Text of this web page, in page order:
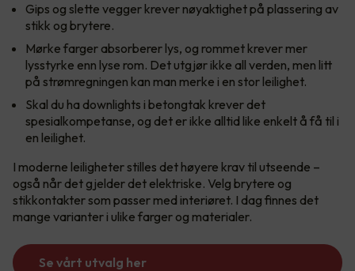
Gips og slette vegger krever nøyaktighet på plassering av
stikk og brytere.
Mørke farger absorberer lys, og rommet krever mer
lysstyrke enn lyse rom. Det utgjør ikke all verden, men litt
på strømregningen kan man merke i en stor leilighet.
Skal du ha downlights i betongtak krever det
spesialkompetanse, og det er ikke alltid like enkelt å få til i
en leilighet.
I moderne leiligheter stilles det høyere krav til utseende –
også når det gjelder det elektriske. Velg brytere og
stikkontakter som passer med interiøret. I dag finnes det
mange varianter i ulike farger og materialer.
Se vårt utvalg her